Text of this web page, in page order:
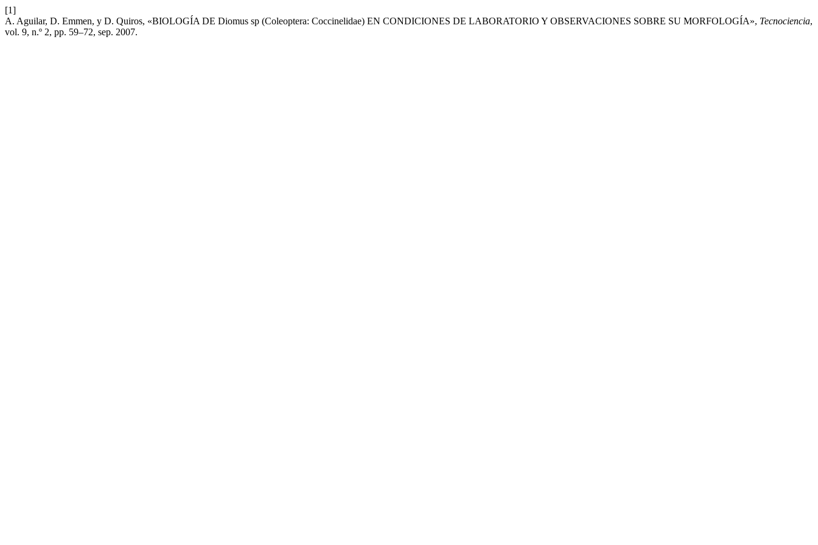
[1]
A. Aguilar, D. Emmen, y D. Quiros, «BIOLOGÍA DE Diomus sp (Coleoptera: Coccinelidae) EN CONDICIONES DE LABORATORIO Y OBSERVACIONES SOBRE SU MORFOLOGÍA», Tecnociencia,
vol. 9, n.º 2, pp. 59–72, sep. 2007.